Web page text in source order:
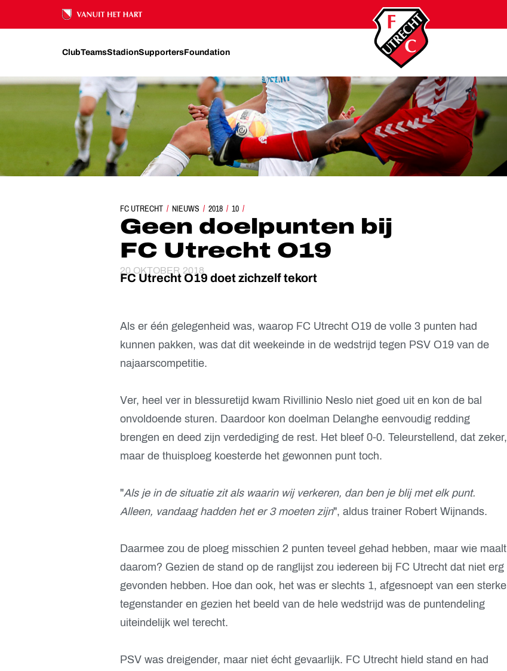
Ons nalatenschap
ClubTeamsStadionSupportersFoundation
FC UTRECHT NIEUWS 2018 10
GEEN DOELPUNTEN BIJ FC UTRECHT O19
Geen doelpunten bij
FC Utrecht O19
20 OKTOBER 2018
FC Utrecht O19 doet zichzelf tekort
Als er één gelegenheid was, waarop FC Utrecht O19 de volle 3 punten had
kunnen pakken, was dat dit weekeinde in de wedstrijd tegen PSV O19 van de
najaarscompetitie.
Ver, heel ver in blessuretijd kwam Rivillinio Neslo niet goed uit en kon de bal
onvoldoende sturen. Daardoor kon doelman Delanghe eenvoudig redding
brengen en deed zijn verdediging de rest. Het bleef 0-0. Teleurstellend, dat zeker,
maar de thuisploeg koesterde het gewonnen punt toch.
"Als je in de situatie zit als waarin wij verkeren, dan ben je blij met elk punt.
Alleen, vandaag hadden het er 3 moeten zijn", aldus trainer Robert Wijnands.
Daarmee zou de ploeg misschien 2 punten teveel gehad hebben, maar wie maalt
daarom? Gezien de stand op de ranglijst zou iedereen bij FC Utrecht dat niet erg
gevonden hebben. Hoe dan ook, het was er slechts 1, afgesnoept van een sterke
tegenstander en gezien het beeld van de hele wedstrijd was de puntendeling
uiteindelijk wel terecht.
PSV was dreigender, maar niet écht gevaarlijk. FC Utrecht hield stand en had